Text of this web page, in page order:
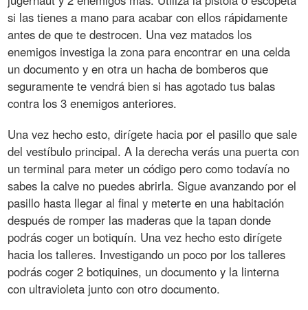
si las tienes a mano para acabar con ellos rápidamente
antes de que te destrocen. Una vez matados los
enemigos investiga la zona para encontrar en una celda
un documento y en otra un hacha de bomberos que
seguramente te vendrá bien si has agotado tus balas
contra los 3 enemigos anteriores.
Una vez hecho esto, dirígete hacia por el pasillo que sale
del vestíbulo principal. A la derecha verás una puerta con
un terminal para meter un código pero como todavía no
sabes la calve no puedes abrirla. Sigue avanzando por el
pasillo hasta llegar al final y meterte en una habitación
después de romper las maderas que la tapan donde
podrás coger un botiquín. Una vez hecho esto dirígete
hacia los talleres. Investigando un poco por los talleres
podrás coger 2 botiquines, un documento y la linterna
con ultravioleta junto con otro documento.